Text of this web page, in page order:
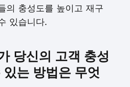
의 충성도를 높이고 재구
있습니다.
당신의 고객 충성
는 방법은 무엇